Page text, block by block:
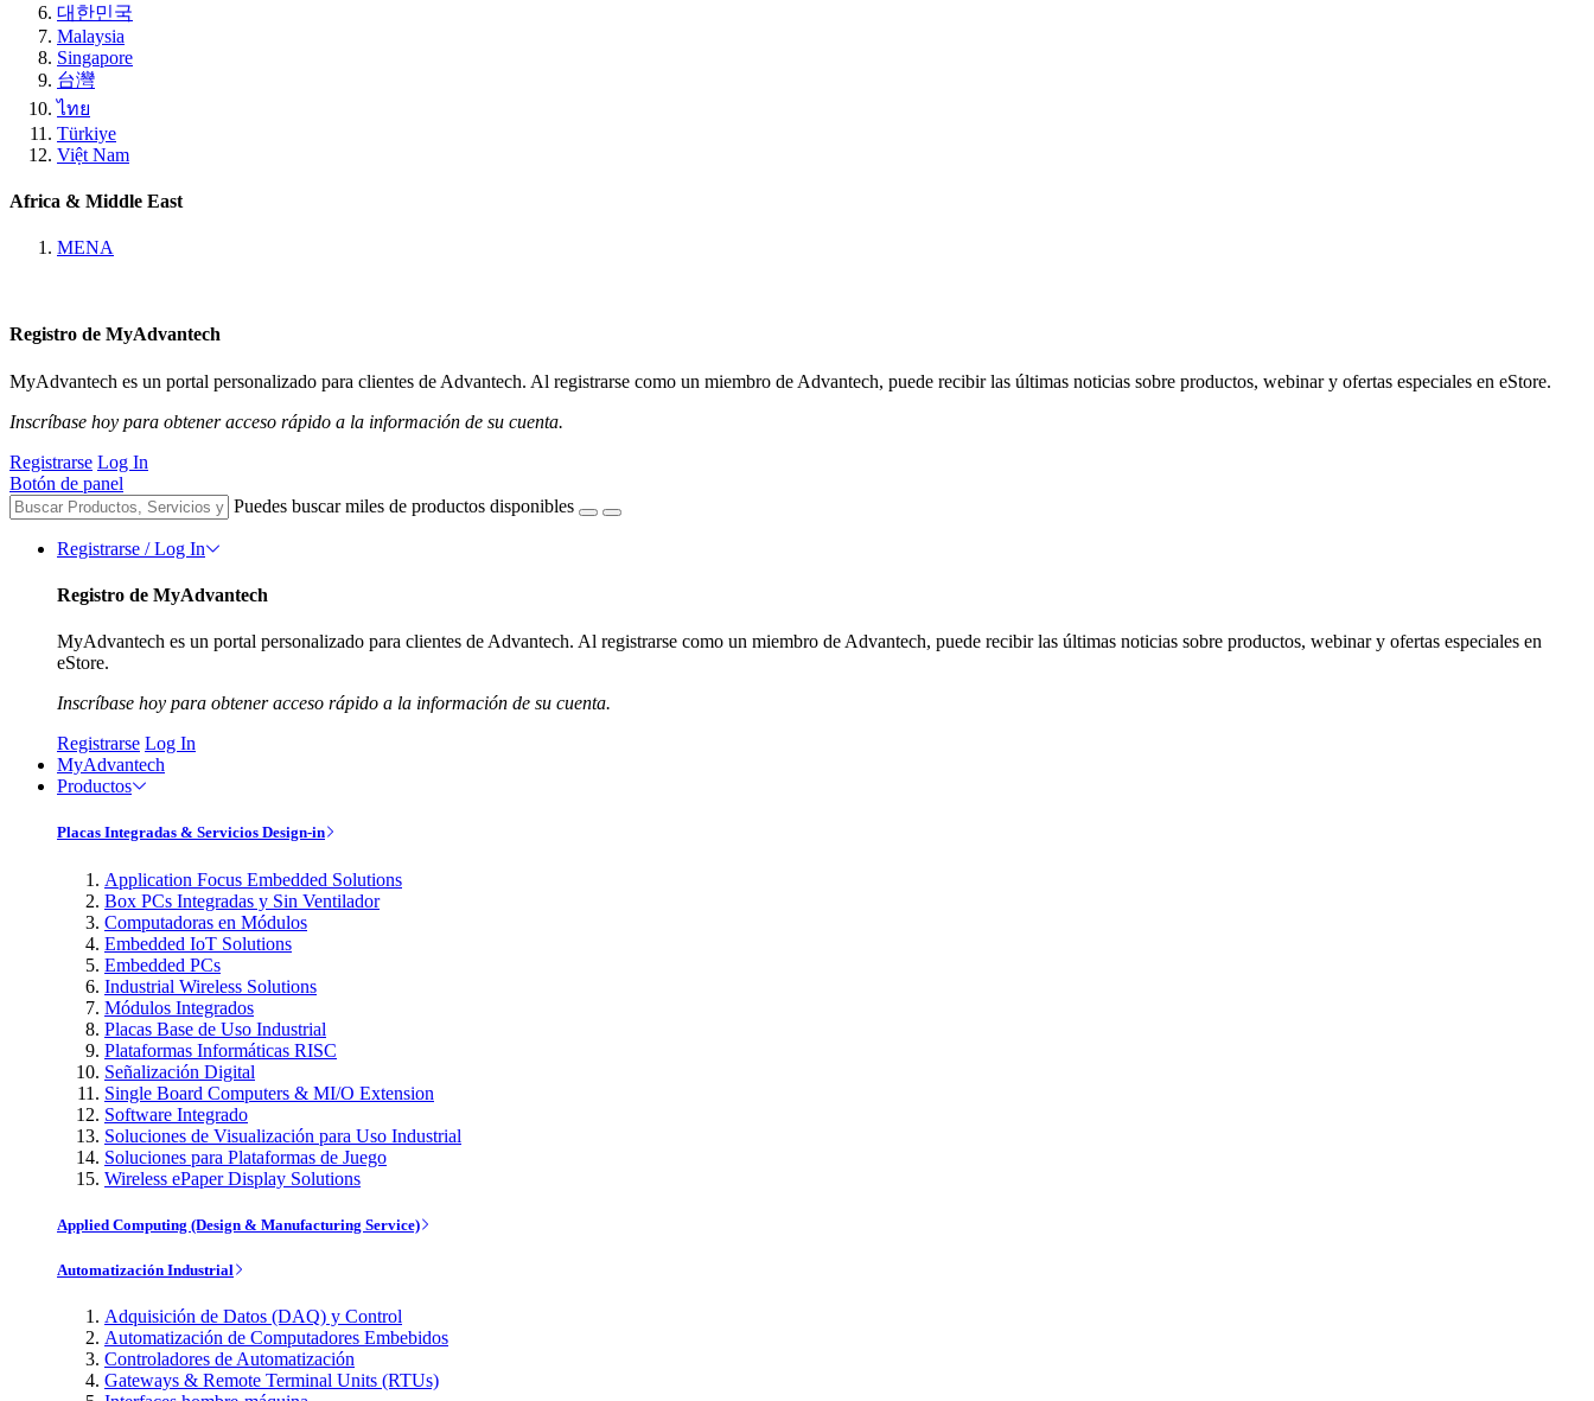
대한민국
Malaysia
Singapore
台灣
ไทย
Türkiye
Việt Nam
Africa & Middle East
MENA
Registro de MyAdvantech
MyAdvantech es un portal personalizado para clientes de Advantech. Al registrarse como un miembro de Advantech, puede recibir las últimas noticias sobre productos, webinar y ofertas especiales en eStore.
Inscríbase hoy para obtener acceso rápido a la información de su cuenta.
Registrarse Log In
Botón de panel
Puedes buscar miles de productos disponibles
Registrarse / Log In
Registro de MyAdvantech
MyAdvantech es un portal personalizado para clientes de Advantech. Al registrarse como un miembro de Advantech, puede recibir las últimas noticias sobre productos, webinar y ofertas especiales en
eStore.
Inscríbase hoy para obtener acceso rápido a la información de su cuenta.
Registrarse Log In
MyAdvantech
Productos
Placas Integradas & Servicios Design-in
Application Focus Embedded Solutions
Box PCs Integradas y Sin Ventilador
Computadoras en Módulos
Embedded IoT Solutions
Embedded PCs
Industrial Wireless Solutions
Módulos Integrados
Placas Base de Uso Industrial
Plataformas Informáticas RISC
Señalización Digital
Single Board Computers & MI/O Extension
Software Integrado
Soluciones de Visualización para Uso Industrial
Soluciones para Plataformas de Juego
Wireless ePaper Display Solutions
Applied Computing (Design & Manufacturing Service)
Automatización Industrial
Adquisición de Datos (DAQ) y Control
Automatización de Computadores Embebidos
Controladores de Automatización
Gateways & Remote Terminal Units (RTUs)